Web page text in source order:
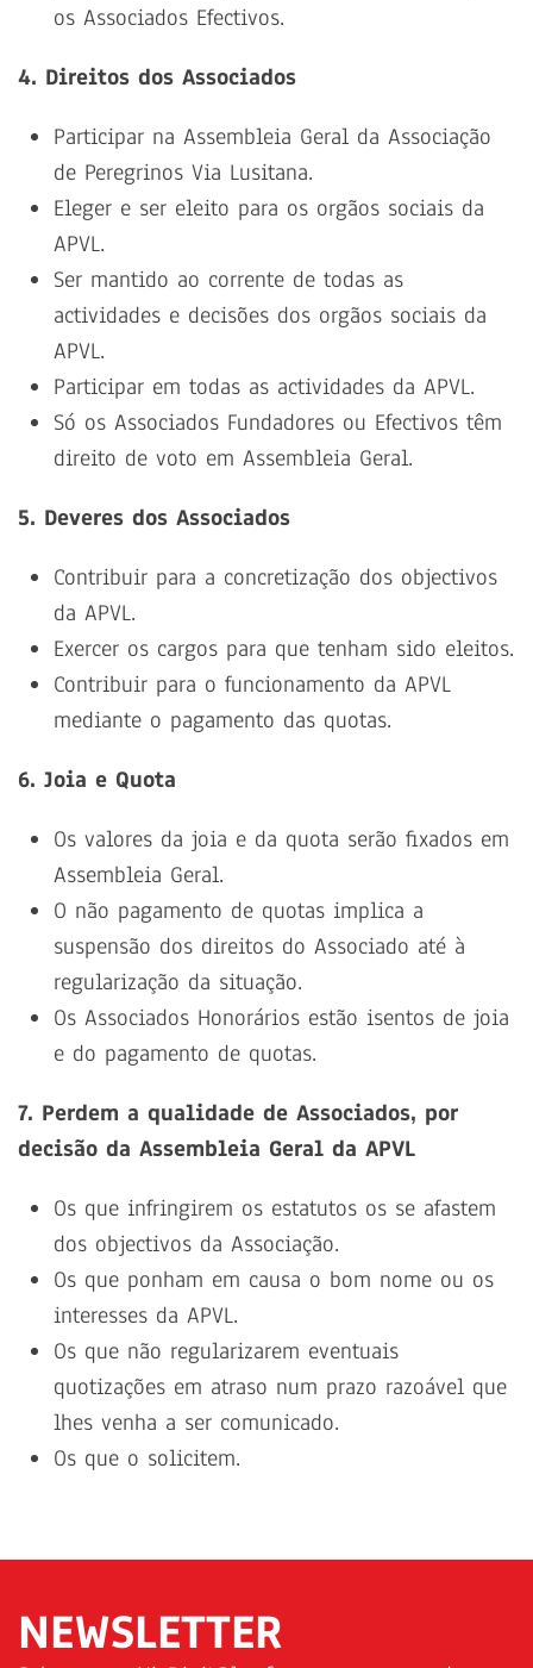
os Associados Efectivos.
4. Direitos dos Associados
Participar na Assembleia Geral da Associação
de Peregrinos Via Lusitana.
Eleger e ser eleito para os orgãos sociais da
APVL.
Ser mantido ao corrente de todas as
actividades e decisões dos orgãos sociais da
APVL.
Participar em todas as actividades da APVL.
Só os Associados Fundadores ou Efectivos têm
direito de voto em Assembleia Geral.
5. Deveres dos Associados
Contribuir para a concretização dos objectivos
da APVL.
Exercer os cargos para que tenham sido eleitos.
Contribuir para o funcionamento da APVL
mediante o pagamento das quotas.
6. Joia e Quota
Os valores da joia e da quota serão fixados em
Assembleia Geral.
O não pagamento de quotas implica a
suspensão dos direitos do Associado até à
regularização da situação.
Os Associados Honorários estão isentos de joia
e do pagamento de quotas.
7. Perdem a qualidade de Associados, por
decisão da Assembleia Geral da APVL
Os que infringirem os estatutos os se afastem
dos objectivos da Associação.
Os que ponham em causa o bom nome ou os
interesses da APVL.
Os que não regularizarem eventuais
quotizações em atraso num prazo razoável que
lhes venha a ser comunicado.
Os que o solicitem.
NEWSLETTER